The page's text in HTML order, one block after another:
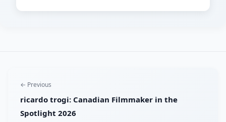
← Previous
ricardo trogi: Canadian Filmmaker in the
Spotlight 2026